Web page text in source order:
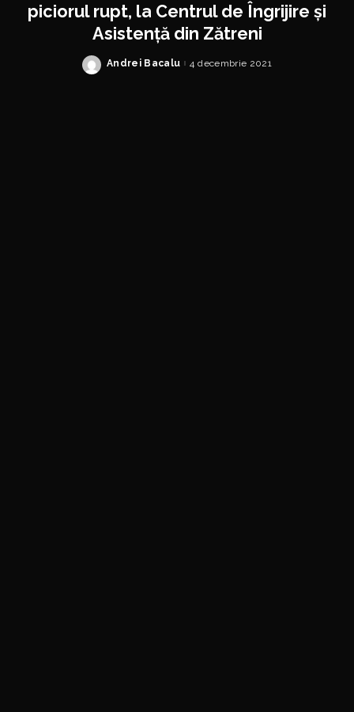
piciorul rupt, la Centrul de Îngrijire şi
Asistenţă din Zătreni
Posted
Andrei Bacalu 4 decembrie 2021